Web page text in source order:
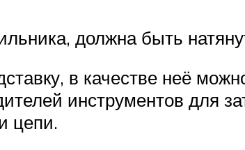
должна быть
в качестве неё
инструментов для
цепи.